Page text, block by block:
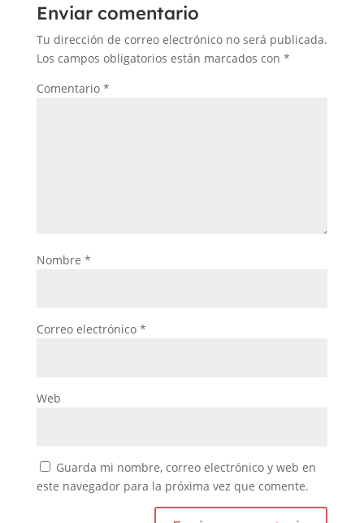
Enviar comentario
Tu dirección de correo electrónico no será publicada.
Los campos obligatorios están marcados con *
Comentario *
Nombre *
Correo electrónico *
Web
Guarda mi nombre, correo electrónico y web en
este navegador para la próxima vez que comente.